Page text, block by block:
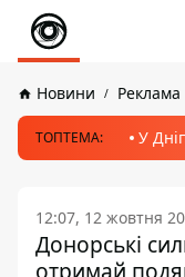
Новини Реклама
ТОПТЕМА: У
12:07, 12 жовтня
Донорські
отримай